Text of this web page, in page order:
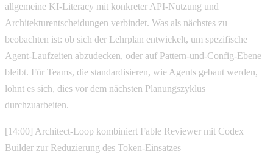
allgemeine KI-Literacy mit konkreter API-Nutzung und
Architekturentscheidungen verbindet. Was als nächstes zu
beobachten ist: ob sich der Lehrplan entwickelt, um spezifische
Agent-Laufzeiten abzudecken, oder auf Pattern-und-Config-Ebene
bleibt. Für Teams, die standardisieren, wie Agents gebaut werden,
lohnt es sich, dies vor dem nächsten Planungszyklus
durchzuarbeiten.
[14:00] Architect-Loop kombiniert Fable Reviewer mit Codex
Builder zur Reduzierung des Token-Einsatzes